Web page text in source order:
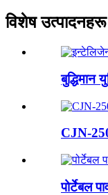
विशेष उत्पादनहरू
बुद्धिमान
CJN-
पोर्टेबल